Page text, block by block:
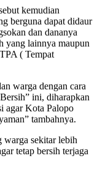
kemudian
berguna dapat didaur
dan dananya
yang lainnya maupun
( Tempat
warga dengan cara
ini, diharapkan
agar Kota Palopo
tambahnya.
warga sekitar lebih
tetap bersih terjaga